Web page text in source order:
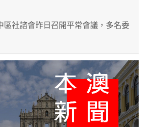
社諮會昨日召開平常會議，多名委